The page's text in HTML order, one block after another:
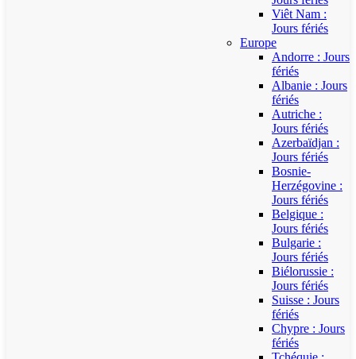
Viêt Nam :
Jours fériés
Europe
Andorre : Jours
fériés
Albanie : Jours
fériés
Autriche :
Jours fériés
Azerbaïdjan :
Jours fériés
Bosnie-
Herzégovine :
Jours fériés
Belgique :
Jours fériés
Bulgarie :
Jours fériés
Biélorussie :
Jours fériés
Suisse : Jours
fériés
Chypre : Jours
fériés